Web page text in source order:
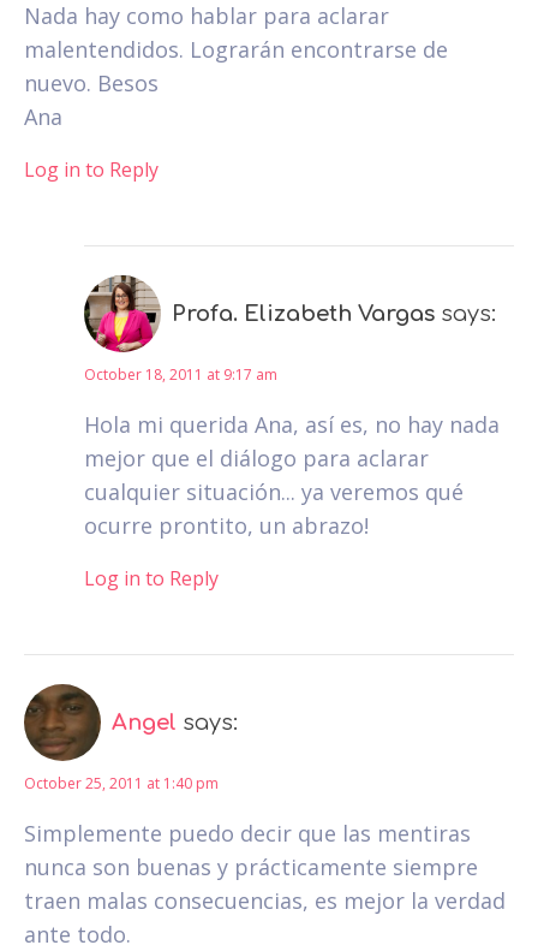
Nada hay como hablar para aclarar
malentendidos. Lograrán encontrarse de
nuevo. Besos
Ana
Log in to Reply
Profa. Elizabeth Vargas says:
October 18, 2011 at 9:17 am
Hola mi querida Ana, así es, no hay nada
mejor que el diálogo para aclarar
cualquier situación... ya veremos qué
ocurre prontito, un abrazo!
Log in to Reply
Angel says:
October 25, 2011 at 1:40 pm
Simplemente puedo decir que las mentiras
nunca son buenas y prácticamente siempre
traen malas consecuencias, es mejor la verdad
ante todo.